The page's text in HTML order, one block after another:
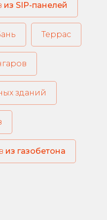
из SIP-панелей
Террас
зданий
из газобетона